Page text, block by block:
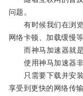
问题。
有时候我们在浏览
网络卡顿、加载缓慢
而神马加速器就是
使用神马加速器非
只需要下载并安装
享受到更快的网络传输